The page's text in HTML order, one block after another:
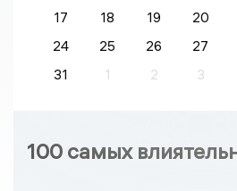
17
18 19 20
24
25 26 27
31
1 2 3
100 самых